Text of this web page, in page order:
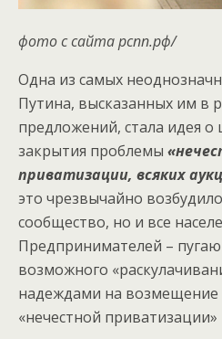
фото с сайта рспп.рф/
Одна из самых
Путина, высказанных им в
предложений, стала идея о
закрытия проблемы
приватизации, всяких
это чрезвычайно
сообщество, но и все
Предпринимателей –
возможного
надеждами на возмещение
«нечестной приватизации»